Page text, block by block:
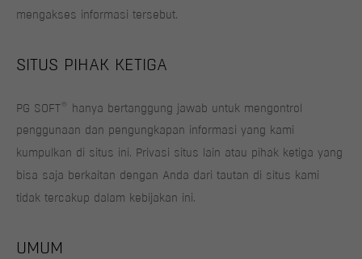
mengakses informasi tersebut.
SITUS PIHAK KETIGA
PG SOFT ®
hanya bertanggung jawab untuk mengontrol
penggunaan dan pengungkapan informasi yang kami
kumpulkan di situs ini. Privasi situs lain atau pihak ketiga yang
bisa saja berkaitan dengan Anda dari tautan di situs kami
tidak tercakup dalam kebijakan ini.
UMUM